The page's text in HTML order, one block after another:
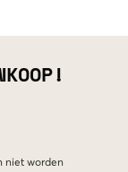
niet worden